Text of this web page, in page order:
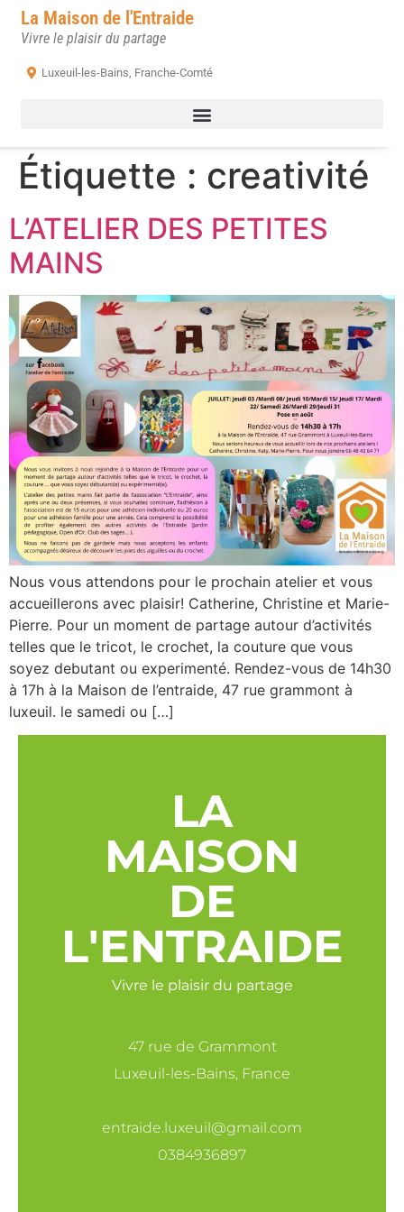
La Maison de l'Entraide
Vivre le plaisir du partage
Luxeuil-les-Bains, Franche-Comté
Étiquette : creativité
L’ATELIER DES PETITES
MAINS
Nous vous attendons pour le prochain atelier et vous
accueillerons avec plaisir! Catherine, Christine et Marie-
Pierre. Pour un moment de partage autour d’activités
telles que le tricot, le crochet, la couture que vous
soyez debutant ou experimenté. Rendez-vous de 14h30
à 17h à la Maison de l’entraide, 47 rue grammont à
luxeuil. le samedi ou […]
LA
MAISON
DE
L'ENTRAIDE
Vivre le plaisir du partage
47 rue de Grammont
Luxeuil-les-Bains, France
entraide.luxeuil@gmail.com
0384936897